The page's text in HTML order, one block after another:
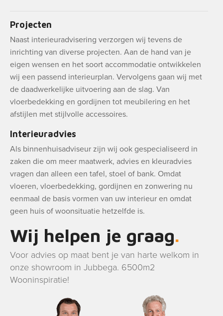
Projecten
Naast interieuradvisering verzorgen wij tevens de
inrichting van diverse projecten. Aan de hand van je
eigen wensen en het soort accommodatie ontwikkelen
wij een passend interieurplan. Vervolgens gaan wij met
de daadwerkelijke uitvoering aan de slag. Van
vloerbedekking en gordijnen tot meubilering en het
afstijlen met stijlvolle accessoires.
Interieuradvies
Als binnenhuisadviseur zijn wij ook gespecialiseerd in
zaken die om meer maatwerk, advies en kleuradvies
vragen dan alleen een tafel, stoel of bank. Omdat
vloeren, vloerbedekking, gordijnen en zonwering nu
eenmaal de basis vormen van uw interieur en omdat
geen huis of woonsituatie hetzelfde is.
Wij helpen je graag
Voor advies op maat bent je van harte welkom in
onze showroom in Jubbega. 6500m2
Wooninspiratie!